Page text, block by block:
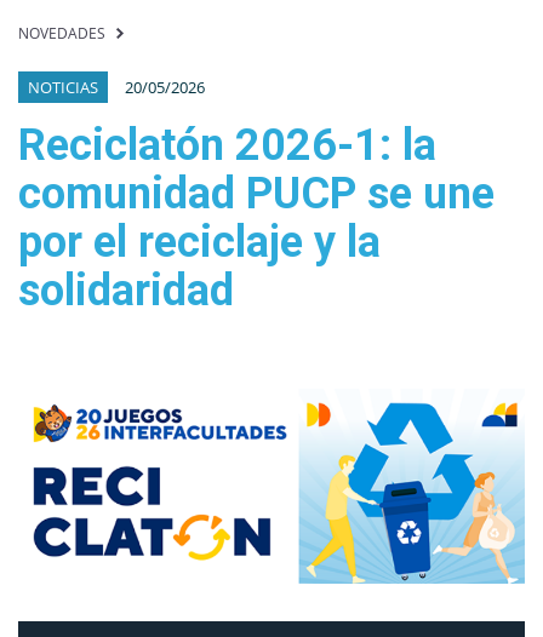
NOVEDADES
NOTICIAS 20/05/2026
Reciclatón 2026-1: la
comunidad PUCP se une
por el reciclaje y la
solidaridad